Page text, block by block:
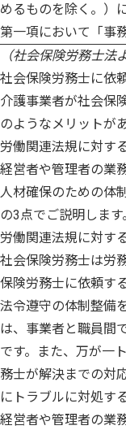
めるものを除く。）
第一項において「事
（社会保険労務士法
社会保険労務士に依
介護事業者が社会保
のようなメリットが
労働関連法規に対す
経営者や管理者の業
人材確保のための体
の3点でご説明します
労働関連法規に対す
社会保険労務士は労
保険労務士に依頼す
法令遵守の体制整備
は、事業者と職員間
です。また、万が一
務士が解決までの対
にトラブルに対処す
経営者や管理者の業